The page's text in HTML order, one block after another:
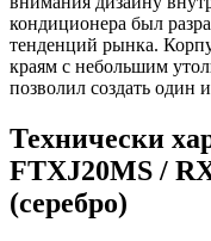
кондиционера был
тенденций рынка.
краям с небольшим
позволил создать один
Технически
FTXJ20MS /
(серебро)